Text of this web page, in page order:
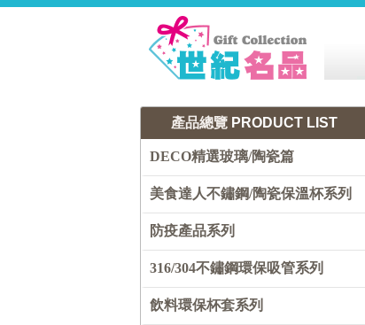
產品總覽 PRODUCT LIST
DECO精選玻璃/陶瓷篇
美食達人不鏽鋼/陶瓷保溫杯系列
防疫產品系列
316/304不鏽鋼環保吸管系列
飲料環保杯套系列